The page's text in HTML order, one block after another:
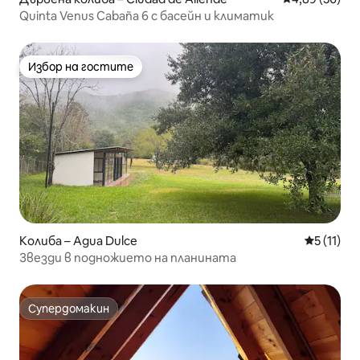
Quinta Venus Cabaña 6 с басейн и климатик
Избор на гостите
Избор на гостите
Колиба – Agua Dulce Средна
5 (11)
Звезди в подножието на планината
Супердомакин
Супердомакин